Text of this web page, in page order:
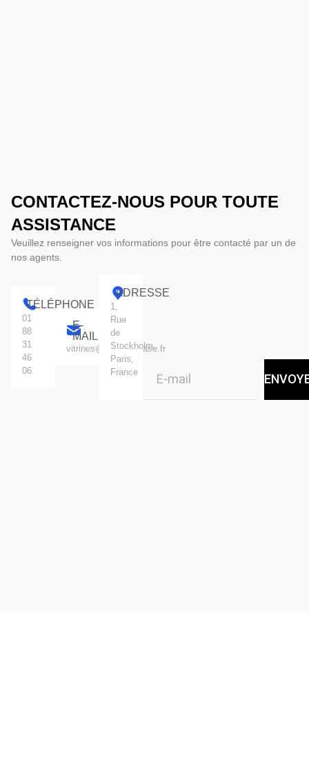
CONTACTEZ-NOUS POUR TOUTE
ASSISTANCE
Veuillez renseigner vos informations pour être contacté par un de
nos agents.
TÉLÉPHONE
01
88
31
46
06
E-
MAIL
vitrines@standingcase.fr
ADRESSE
1,
Rue
de
Stockholm.
Paris,
France